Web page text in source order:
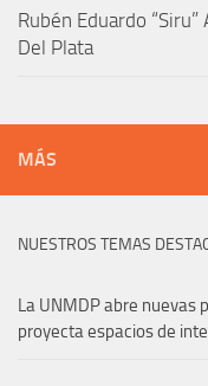
Rubén Eduardo
Del Plata
MÁS
NUESTROS TEMAS
La UNMDP abre nuevas
proyecta espacios de